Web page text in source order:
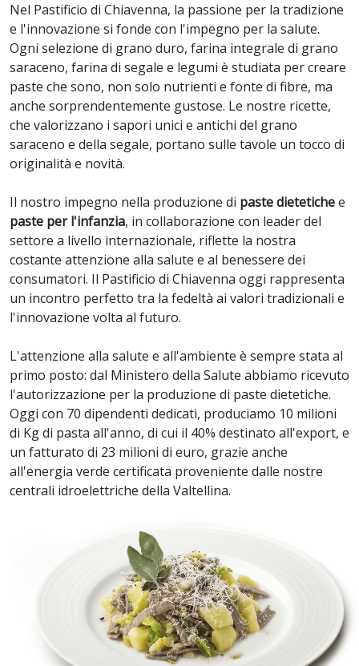
Nel Pastificio di Chiavenna, la passione per la tradizione
e l'innovazione si fonde con l'impegno per la salute.
Ogni selezione di grano duro, farina integrale di grano
saraceno, farina di segale e legumi è studiata per creare
paste che sono, non solo nutrienti e fonte di fibre, ma
anche sorprendentemente gustose. Le nostre ricette,
che valorizzano i sapori unici e antichi del grano
saraceno e della segale, portano sulle tavole un tocco di
originalità e novità.
Il nostro impegno nella produzione di paste dietetichee
paste per l'infanzia, in collaborazione con leader del
settore a livello internazionale, riflette la nostra
costante attenzione alla salute e al benessere dei
consumatori. Il Pastificio di Chiavenna oggi rappresenta
un incontro perfetto tra la fedeltà ai valori tradizionali e
l'innovazione volta al futuro.
L'attenzione alla salute e all'ambiente è sempre stata al
primo posto: dal Ministero della Salute abbiamo ricevuto
l'autorizzazione per la produzione di paste dietetiche.
Oggi con 70 dipendenti dedicati, produciamo 10 milioni
di Kg di pasta all'anno, di cui il 40% destinato all'export, e
un fatturato di 23 milioni di euro, grazie anche
all'energia verde certificata proveniente dalle nostre
centrali idroelettriche della Valtellina.